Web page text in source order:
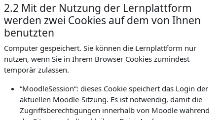
2.2 Mit der Nutzung der Lernplattform
werden zwei Cookies auf dem von Ihnen
benutzten
Computer gespeichert. Sie können die Lernplattform nur
nutzen, wenn Sie in Ihrem Browser Cookies zumindest
temporär zulassen.
“MoodleSession“: dieses Cookie speichert das Login der
aktuellen Moodle-Sitzung. Es ist notwendig, damit die
Zugriffsberechtigungen innerhalb von Moodle während